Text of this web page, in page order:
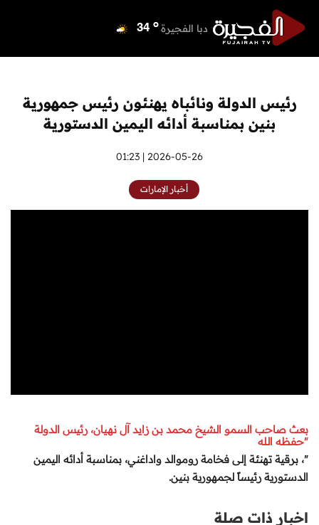
دبا الفجيرة 34 o
أم القيوين 39 o
راس الخيمة 39 o
الفجيرة 34 o
رئيس الدولة ونائباه يهنئون رئيس جمهورية
بنين بمناسبة أدائه اليمين الدستورية
2026-05-26 | 01:23
أخبار الإمارات
بعث صاحب السمو الشيخ محمد بن زايد آل نهيان، رئيس الدولة
"حفظه الله
"، برقية تهنئة إلى فخامة روموالد واداغني، بمناسبة أدائه اليمين
الدستورية رئيساً لجمهورية بنين.
اخبار ذات صلة